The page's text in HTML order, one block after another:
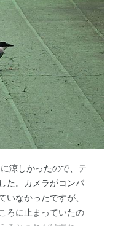
涼しかったので、テ
た。カメラがコンパ
いなかったですが、
ろに止まっていたの